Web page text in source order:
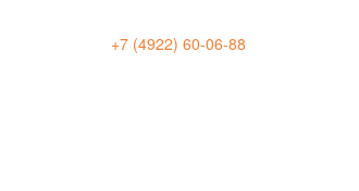
+7 (4922) 60-06-88